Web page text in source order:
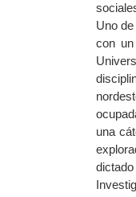
Uno
con
una